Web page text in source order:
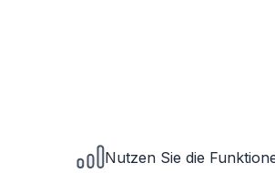
Nutzen Sie die